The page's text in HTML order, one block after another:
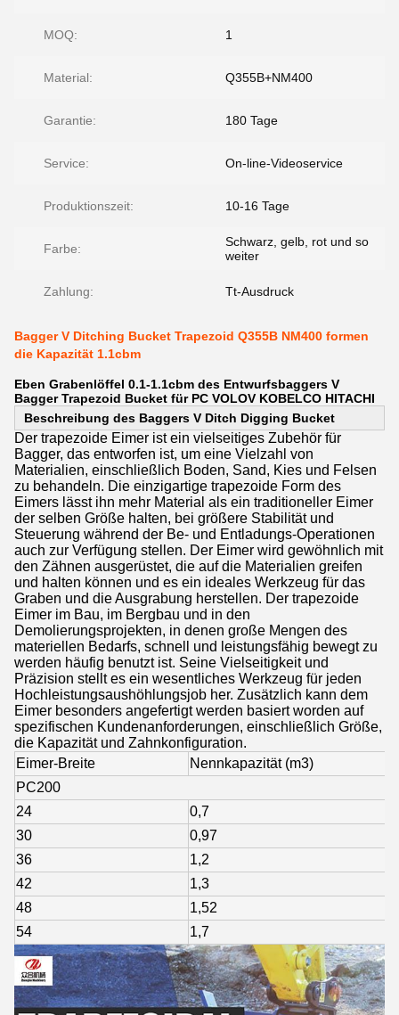
MOQ: 1
Material: Q355B+NM400
Garantie: 180 Tage
Service: On-line-Videoservice
Produktionszeit: 10-16 Tage
Farbe:
Schwarz, gelb, rot und so
weiter
Zahlung: Tt-Ausdruck
Bagger V Ditching Bucket Trapezoid Q355B NM400 formen
die Kapazität 1.1cbm
Eben Grabenlöffel 0.1-1.1cbm des Entwurfsbaggers V
Bagger Trapezoid Bucket für PC VOLOV KOBELCO HITACHI
Beschreibung des Baggers V Ditch Digging Bucket
Der trapezoide Eimer ist ein vielseitiges Zubehör für
Bagger, das entworfen ist, um eine Vielzahl von
Materialien, einschließlich Boden, Sand, Kies und Felsen
zu behandeln. Die einzigartige trapezoide Form des
Eimers lässt ihn mehr Material als ein traditioneller Eimer
der selben Größe halten, bei größere Stabilität und
Steuerung während der Be- und Entladungs-Operationen
auch zur Verfügung stellen. Der Eimer wird gewöhnlich mit
den Zähnen ausgerüstet, die auf die Materialien greifen
und halten können und es ein ideales Werkzeug für das
Graben und die Ausgrabung herstellen. Der trapezoide
Eimer im Bau, im Bergbau und in den
Demolierungsprojekten, in denen große Mengen des
materiellen Bedarfs, schnell und leistungsfähig bewegt zu
werden häufig benutzt ist. Seine Vielseitigkeit und
Präzision stellt es ein wesentliches Werkzeug für jeden
Hochleistungsaushöhlungsjob her. Zusätzlich kann dem
Eimer besonders angefertigt werden basiert worden auf
spezifischen Kundenanforderungen, einschließlich Größe,
die Kapazität und Zahnkonfiguration.
Eimer-Breite
Nennkapazität (m3)
PC200
24
0,7
30
0,97
36
1,2
42
1,3
48
1,52
54
1,7